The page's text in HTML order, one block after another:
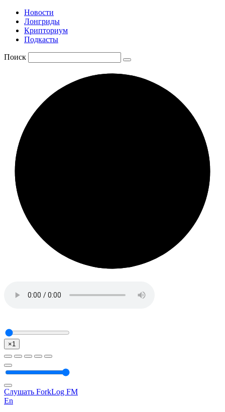
Новости
Лонгриды
Крипториум
Подкасты
Поиск
×1
Слушать ForkLog FM
En